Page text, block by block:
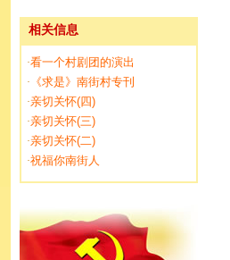
相关信息
·看一个村剧团的演出
· 《求是》南街村专刊
·亲切关怀(四)
·亲切关怀(三)
·亲切关怀(二)
·祝福你南街人